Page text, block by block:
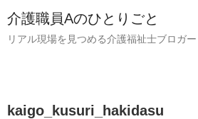
介護職員Aのひとりごと
リアル現場を見つめる介護福祉士ブロガー
kaigo_kusuri_hakidasu